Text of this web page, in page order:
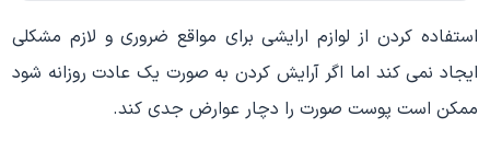
استفاده کردن از لوازم ارایشی برای مواقع ضروری و لازم مشکلی
ایجاد نمی کند اما اگر آرایش کردن به صورت یک عادت روزانه شود
ممکن است پوست صورت را دچار عوارض جدی کند.